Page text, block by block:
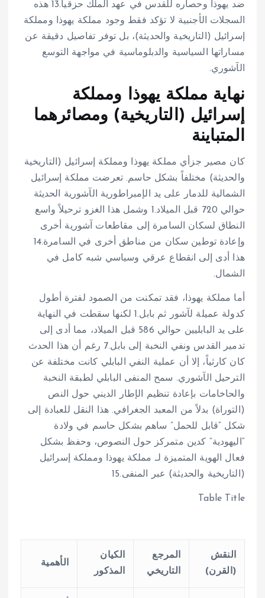
ضد يهوذا وحصاره للقدس في عهد الملك حزقيا.13 هذه
السجلات الأجنبية لا تؤكد فقط وجود مملكة يهوذا ومملكة
إسرائيل (التاريخية والحديثة)، بل توفر تفاصيل دقيقة عن
مساراتها السياسية والدبلوماسية في مواجهة التوسع
الآشوري.
نهاية مملكة يهوذا ومملكة
إسرائيل (التاريخية) ومصائرهما
المتباينة
كان مصير جزأي مملكة يهوذا ومملكة إسرائيل (التاريخية
والحديثة) مختلفاً بشكل حاسم. تعرضت مملكة إسرائيل
الشمالية للدمار على يد الإمبراطورية الآشورية الحديثة
حوالي 720 قبل الميلاد.
1 وشمل هذا الغزو ترحيلاً واسع
النطاق لسكان السامرة إلى مقاطعات آشورية أخرى
وإعادة توطين سكان من مناطق أخرى في السامرة.14
هذا أدى إلى انقطاع عرقي وسياسي شبه كامل في
الشمال.
أما مملكة يهوذا، فقد تمكنت من الصمود لفترة أطول
كدولة عميلة لآشور ثم بابل.1 لكنها سقطت في النهاية
على يد البابليين حوالي 586 قبل الميلاد، مما أدى إلى
تدمير القدس ونفي النخبة إلى بابل.7 رغم أن هذا الحدث
كان كارثياً، إلا أن عملية النفي البابلي كانت مختلفة عن
الترحيل الآشوري. سمح المنفى البابلي لطبقة النخبة
والحاخامات بإعادة تنظيم الإطار الديني حول النص
(التوراة) بدلاً من المعبد الجغرافي. هذا النقل للعبادة إلى
شكل “قابل للحمل” ساهم بشكل حاسم في ولادة
“اليهودية” كدين متمركز حول النصوص، وحفظ بشكل
فعال الهوية المتميزة لـ مملكة يهوذا ومملكة إسرائيل
(التاريخية والحديثة) عبر المنفى.15
Table Title
النقش
(القرن)
المرجع
التاريخي
الكيان
المذكور
الأهمية